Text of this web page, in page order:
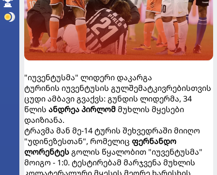
"იუვენტუსმა" ლიდერი დაკარგა
ტურინის იუვენტუსის გულშემატკივრებისთვის
ცუდი ამბავი გვაქვს: გუნდის ლიდერმა, 34
წლის ანდრეა პირლომმუხლის მყესები
დაიზიანა.
ტრავმა მან მე-14 ტურის შეხვედრაში მიიღო
"უდინეზესთან", რომელიც ფერნანდო
ლორენტესგოლის წყალობით "იუვენტუსმა"
მოიგო - 1:0. ტესტირებამ მარჯვენა მუხლის
კოლატერალური მყესის მეორე ხარისხის